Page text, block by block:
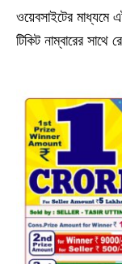
ওয়েবসাইটের মাধ্যমে
টিকিট নাম্বারের সাথে